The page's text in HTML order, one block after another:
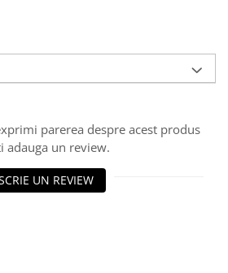
parerea despre acest produs
adauga un review.
UN REVIEW